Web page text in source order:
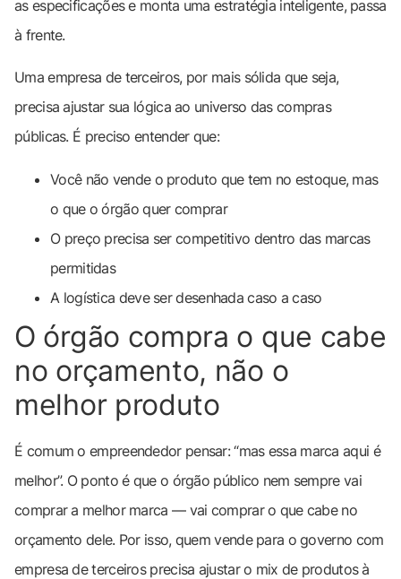
as especificações e monta uma estratégia inteligente, passa
à frente.
Uma empresa de terceiros, por mais sólida que seja,
precisa ajustar sua lógica ao universo das compras
públicas. É preciso entender que:
Você não vende o produto que tem no estoque, mas
o que o órgão quer comprar
O preço precisa ser competitivo dentro das marcas
permitidas
A logística deve ser desenhada caso a caso
O órgão compra o que cabe
no orçamento, não o
melhor produto
É comum o empreendedor pensar: “mas essa marca aqui é
melhor”. O ponto é que o órgão público nem sempre vai
comprar a melhor marca — vai comprar o que cabe no
orçamento dele. Por isso, quem vende para o governo com
empresa de terceiros precisa ajustar o mix de produtos à